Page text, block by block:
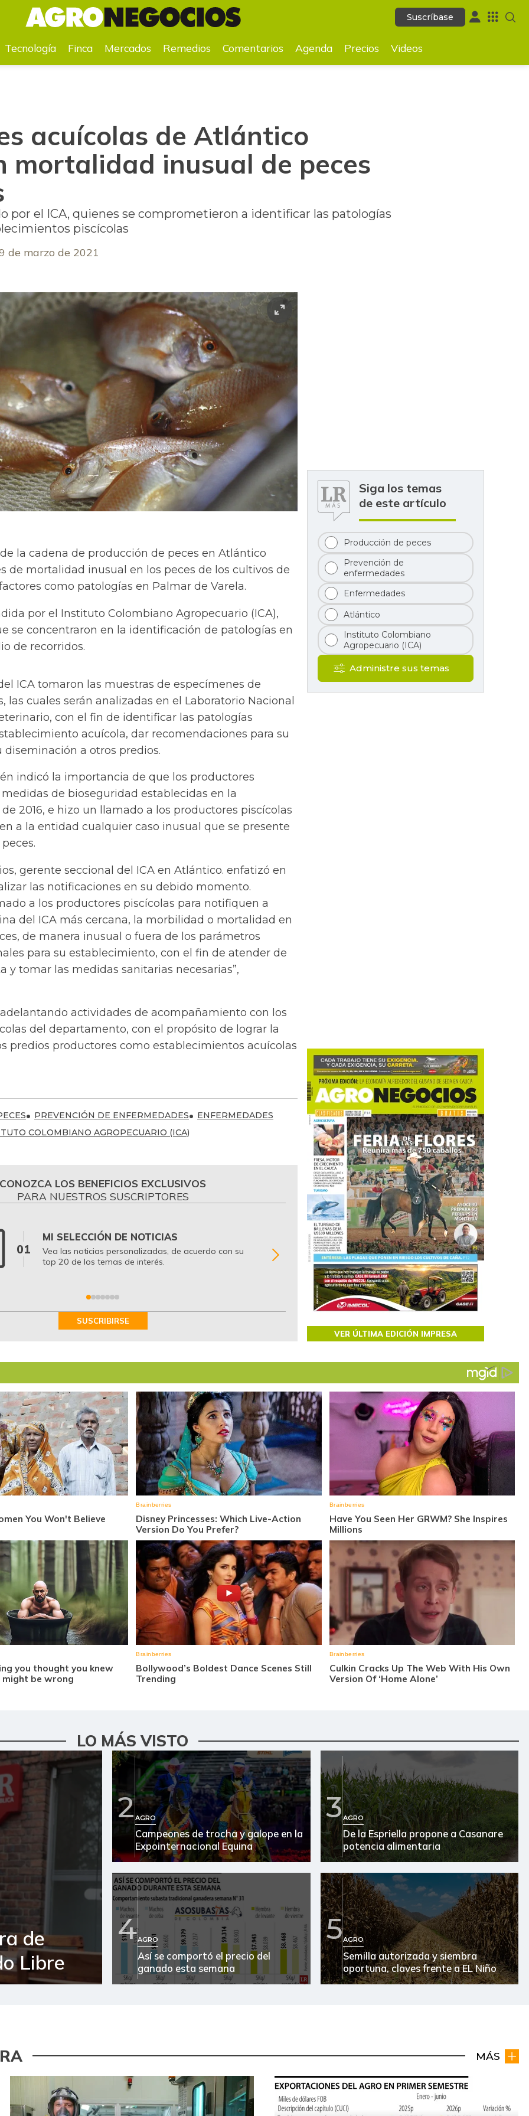
Suscríbase
inusual de peces en cultivos
Suscríbase
Tecnología Finca Mercados Remedios Comentarios Agenda Precios Videos
acuícolas de Atlántico
mortalidad inusual de peces
por el ICA, quienes se comprometieron a identificar las patologías
piscícolas
de marzo de 2021
la cadena de producción de peces en Atlántico
de mortalidad inusual en los peces de los cultivos de
como patologías en Palmar de Varela.
por el Instituto Colombiano Agropecuario (ICA),
se concentraron en la identificación de patologías en
de recorridos.
ICA tomaron las muestras de especímenes de
las cuales serán analizadas en el Laboratorio Nacional
con el fin de identificar las patologías
acuícola, dar recomendaciones para su
diseminación a otros predios.
indicó la importancia de que los productores
de bioseguridad establecidas en la
de 2016, e hizo un llamado a los productores piscícolas
a la entidad cualquier caso inusual que se presente
gerente seccional del ICA en Atlántico. enfatizó en
las notificaciones en su debido momento.
a los productores piscícolas para notifiquen a
del ICA más cercana, la morbilidad o mortalidad en
de manera inusual o fuera de los parámetros
para su establecimiento, con el fin de atender de
y tomar las medidas sanitarias necesarias”,
actividades de acompañamiento con los
del departamento, con el propósito de lograr la
predios productores como establecimientos acuícolas
PREVENCIÓN DE ENFERMEDADES
ENFERMEDADES
COLOMBIANO AGROPECUARIO (ICA)
CONOZCA LOS BENEFICIOS EXCLUSIVOS
PARA NUESTROS SUSCRIPTORES
01
MI SELECCIÓN DE NOTICIAS
Vea las noticias personalizadas, de acuerdo con su
top 20 de los temas de interés.
02
BITÁCORA EMPRESARIAL 10.000 LR
Recopilación clasificada por sectores
regiones del comportamiento general y
de las 10.000 primeras empresas en ventas
Colombia.
SUSCRIBIRSE
Siga los temas
de este artículo
Producción de peces
Prevención de
enfermedades
Enfermedades
Atlántico
Instituto Colombiano
Agropecuario (ICA)
Administre sus temas
VER ÚLTIMA EDICIÓN IMPRESA
LO MÁS VISTO
de
Libre
2AGRO
Campeones de trocha y galope en la
Expointernacional Equina
3AGRO
De la Espriella propone a Casanare
potencia alimentaria
4AGRO
Así se comportó el precio del
ganado esta semana
5AGRO
Semilla autorizada y siembra
oportuna, claves frente a EL Niño
MÁS